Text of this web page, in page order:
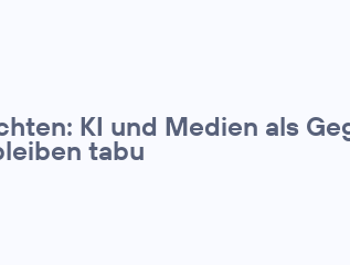
KI und Medien als
tabu